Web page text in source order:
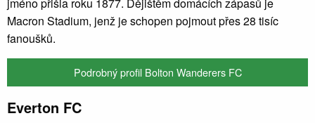
Macron Stadium, jenž je schopen pojmout přes 28 tisíc
fanoušků.
Podrobný profil Bolton Wanderers FC
Everton FC